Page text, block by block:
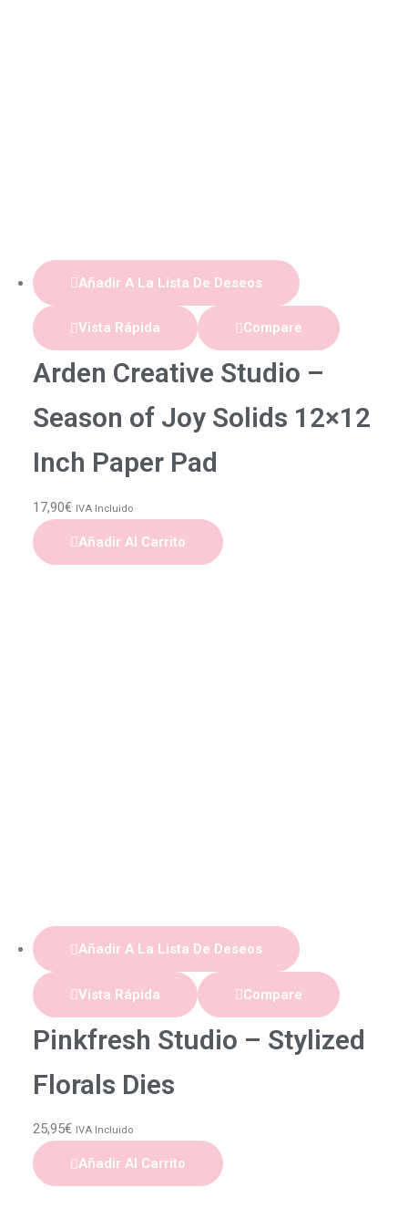
Añadir A La Lista De Deseos
Vista Rápida Compare
Arden Creative Studio –
Season of Joy Solids 12×12
Inch Paper Pad
17,90€ IVA Incluido
Añadir Al Carrito
Añadir A La Lista De Deseos
Vista Rápida Compare
Pinkfresh Studio – Stylized
Florals Dies
25,95€ IVA Incluido
Añadir Al Carrito